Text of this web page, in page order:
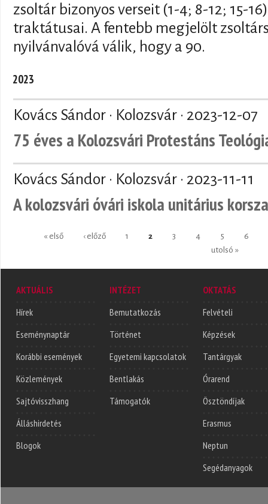
zsoltár bizonyos verseit (1-4; 8-12; 15-
traktátusai. A fentebb megjelölt
nyilvánvalóvá válik, hogy a 90.
2023
Kovács Sándor · Kolozsvár · 2023-12-07
75 éves a Kolozsvári Protestáns
Kovács Sándor · Kolozsvár · 2023-11-11
A kolozsvári óvári iskola unitárius
Oldalak« első ‹ előző 1 2 3 4 5
6
utolsó »
AKTUÁLIS
Hírek
Eseménynaptár
Korábbi események
Közlemények
Sajtóvisszhang
Álláshirdetés
Blogok
INTÉZET
Bemutatkozás
Történet
Egyetemi kapcsolatok
Bentlakás
Támogatók
OKTATÁS
Felvételi
Képzések
Tantárgyak
Órarend
Ösztöndíjak
Erasmus
Neptun
Segédanyagok